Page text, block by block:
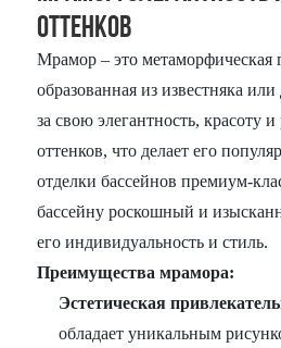
оттенков
Мрамор – это метаморфическая
образованная из известняка
за свою элегантность, красоту и
оттенков, что делает его
отделки бассейнов премиум-
бассейну роскошный и
его индивидуальность и стиль.
Преимущества мрамора:
Эстетическая
обладает уникальным